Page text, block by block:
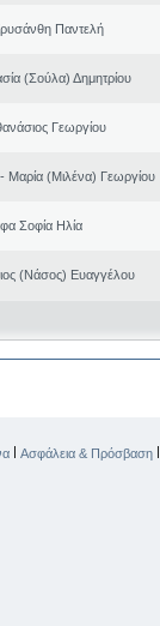
Παντελή
(Σούλα) Δημητρίου
Γεωργίου
(Μιλένα) Γεωργίου
Σοφία Ηλία
(Νάσος) Ευαγγέλου
| Ασφάλεια & Πρόσβαση